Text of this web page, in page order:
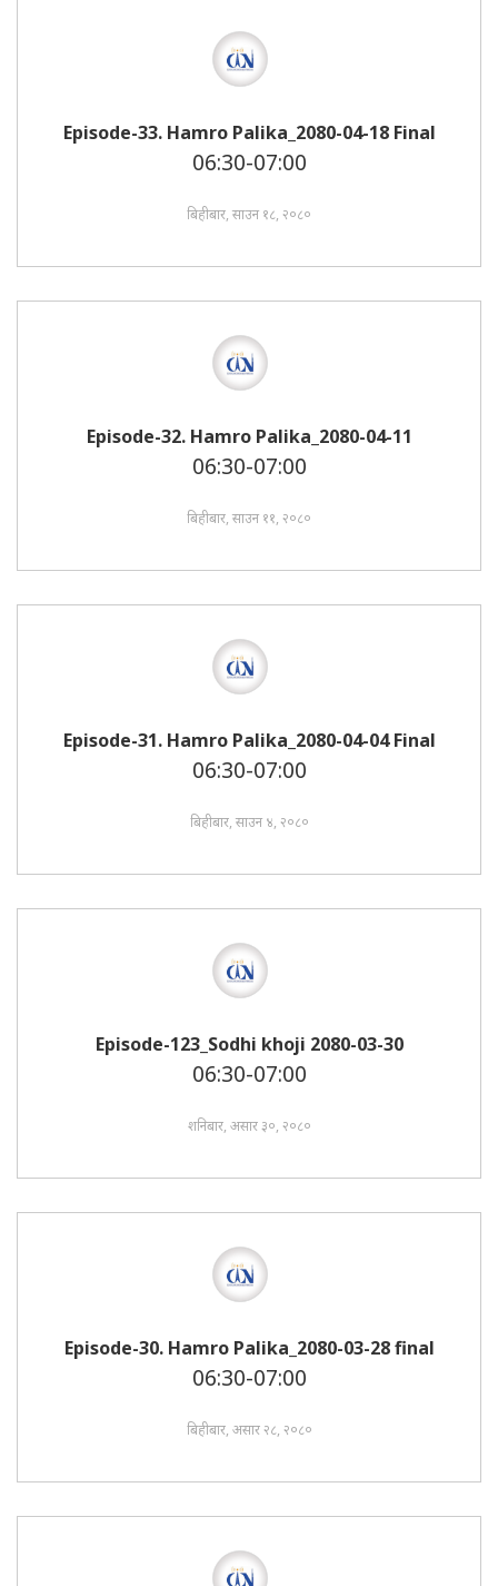
Episode-33. Hamro Palika_2080-04-18 Final
06:30-07:00
बिहीबार, साउन १८, २०८०
Episode-32. Hamro Palika_2080-04-11
06:30-07:00
बिहीबार, साउन ११, २०८०
Episode-31. Hamro Palika_2080-04-04 Final
06:30-07:00
बिहीबार, साउन ४, २०८०
Episode-123_Sodhi khoji 2080-03-30
06:30-07:00
शनिबार, असार ३०, २०८०
Episode-30. Hamro Palika_2080-03-28 final
06:30-07:00
बिहीबार, असार २८, २०८०